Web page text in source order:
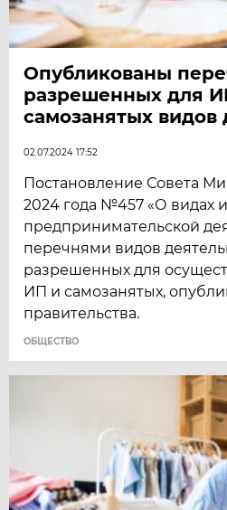
Опубликованы
разрешенных для
самозанятых видов
02.07.2024 17:52
Постановление Совета
2024 года №457 «О видах
предпринимательской
перечнями видов
разрешенных для
ИП и самозанятых,
правительства.
ОБЩЕСТВО